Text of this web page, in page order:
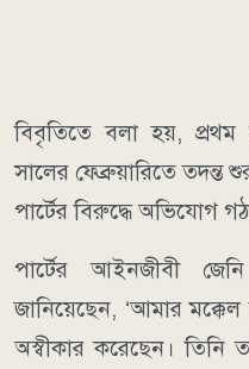
বিবৃতিতে বলা হয়,
সালের ফেব্রুয়ারিতে তদন্ত
পার্টের বিরুদ্ধে অভিযোগ
পার্টের আইনজীবী
জানিয়েছেন, ‘আমার
অস্বীকার করেছেন।